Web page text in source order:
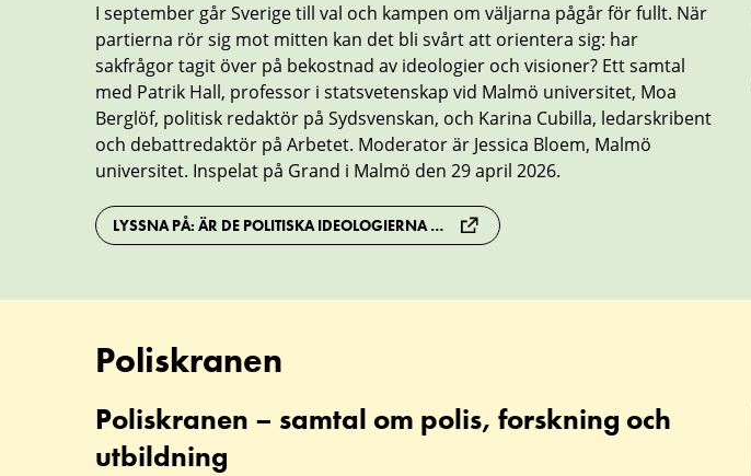
I september går Sverige till val och kampen om väljarna pågår för fullt. När
partierna rör sig mot mitten kan det bli svårt att orientera sig: har
sakfrågor tagit över på bekostnad av ideologier och visioner? Ett samtal
med Patrik Hall, professor i statsvetenskap vid Malmö universitet, Moa
Berglöf, politisk redaktör på Sydsvenskan, och Karina Cubilla, ledarskribent
och debattredaktör på Arbetet. Moderator är Jessica Bloem, Malmö
universitet. Inspelat på Grand i Malmö den 29 april 2026.
LYSSNA PÅ: ÄR DE POLITISKA IDEOLOGIERNA DÖDA OCH BEGRAVDA?
Poliskranen
Poliskranen
–
Poliskranen – samtal om polis, forskning och
utbildning